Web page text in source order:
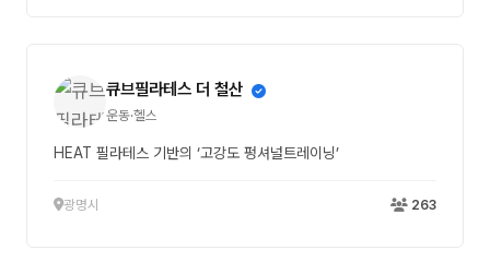
큐브필라테스 더 철산
운동·헬스
HEAT 필라테스 기반의 ‘고강도 펑셔널트레이닝’
광명시 263